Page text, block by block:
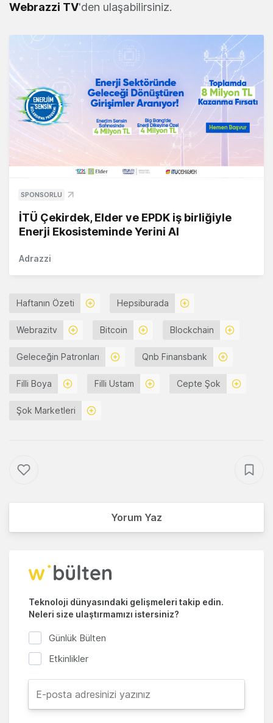
Webrazzi TV'den ulaşabilirsiniz.
SPONSORLU
İTÜ Çekirdek, Elder ve EPDK iş birliğiyle
Enerji Ekosisteminde Yerini Al
Adrazzi
Haftanın Özeti Hepsiburada
Webrazitv Bitcoin Blockchain
Geleceğin Patronları Qnb Finansbank
Filli Boya Filli Ustam Cepte Şok
Şok Marketleri
Yorum Yaz
Teknoloji dünyasındaki gelişmeleri takip edin.
Neleri size ulaştırmamızı istersiniz?
Günlük Bülten
Etkinlikler